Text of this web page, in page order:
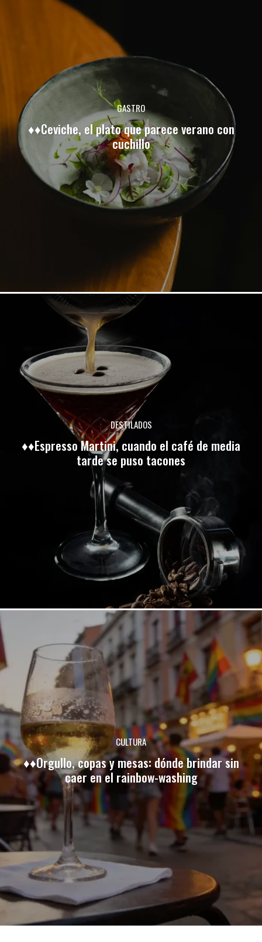
GASTRO
♦♦Ceviche, el plato que parece verano con
cuchillo
DESTILADOS
♦♦Espresso Martini, cuando el café de media
tarde se puso tacones
CULTURA
♦♦Orgullo, copas y mesas: dónde brindar sin
caer en el rainbow-washing